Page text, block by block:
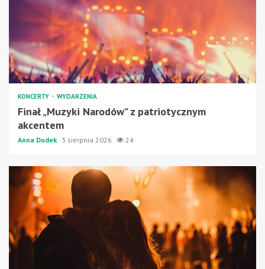
KONCERTY WYDARZENIA
Finał „Muzyki Narodów” z patriotycznym
akcentem
Anna Dudek 3 sierpnia 2026 24